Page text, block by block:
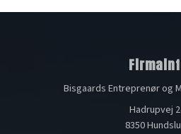
Bisgaards Entreprenør og
Hadrupvej
8350